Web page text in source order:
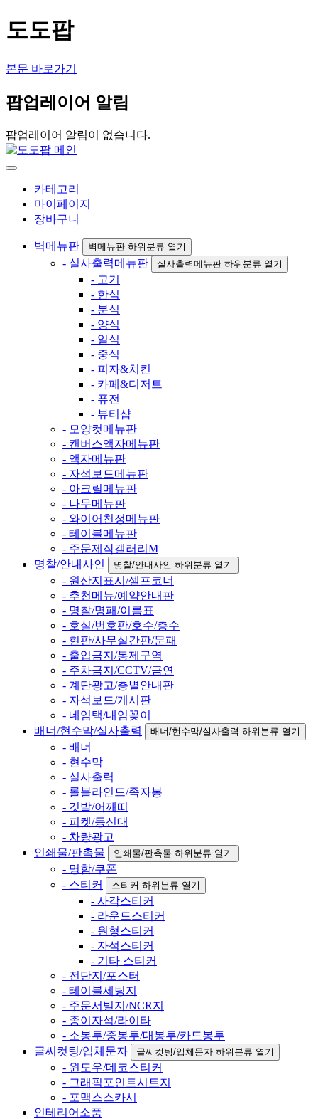
도도팝
본문 바로가기
팝업레이어 알림
팝업레이어 알림이 없습니다.
카테고리
마이페이지
장바구니
벽메뉴판 벽메뉴판 하위분류 열기
- 실사출력메뉴판 실사출력메뉴판 하위분류 열기
- 고기
- 한식
- 분식
- 양식
- 일식
- 중식
- 피자&치킨
- 카페&디저트
- 퓨전
- 뷰티샵
- 모양컷메뉴판
- 캔버스액자메뉴판
- 액자메뉴판
- 자석보드메뉴판
- 아크릴메뉴판
- 나무메뉴판
- 와이어천정메뉴판
- 테이블메뉴판
- 주문제작갤러리M
명찰/안내사인
명찰/안내사인 하위분류 열기
- 원산지표시/셀프코너
- 추천메뉴/예약안내판
- 명찰/명패/이름표
- 호실/번호판/호수/층수
- 현판/사무실간판/문패
- 출입금지/통제구역
- 주차금지/CCTV/금연
- 계단광고/층별안내판
- 자석보드/게시판
- 네임택/내임꽂이
배너/현수막/실사출력
배너/현수막/실사출력 하위분류 열기
- 배너
- 현수막
- 실사출력
- 롤블라인드/족자봉
- 깃발/어깨띠
- 피켓/등신대
- 차량광고
인쇄물/판촉물
인쇄물/판촉물 하위분류 열기
- 명함/쿠폰
- 스티커
스티커 하위분류 열기
- 사각스티커
- 라운드스티커
- 원형스티커
- 자석스티커
- 기타 스티커
- 전단지/포스터
- 테이블세팅지
- 주문서빌지/NCR지
- 종이자석/라이타
- 소봉투/중봉투/대봉투/카드봉투
글씨컷팅/입체문자
글씨컷팅/입체문자 하위분류 열기
- 윈도우/데코스티커
- 그래픽포인트시트지
- 포맥스스카시
인테리어소품